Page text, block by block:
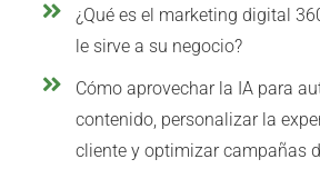
¿Qué es el marketing digital
le sirve a su negocio?
Cómo aprovechar la IA para
contenido, personalizar la
cliente y optimizar campañas